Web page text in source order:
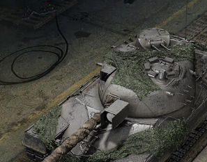
指南
济系统
规则
军团评级
军团页面
游戏音乐
你好，吾久
万圣节
《以战止战》
官方自媒体